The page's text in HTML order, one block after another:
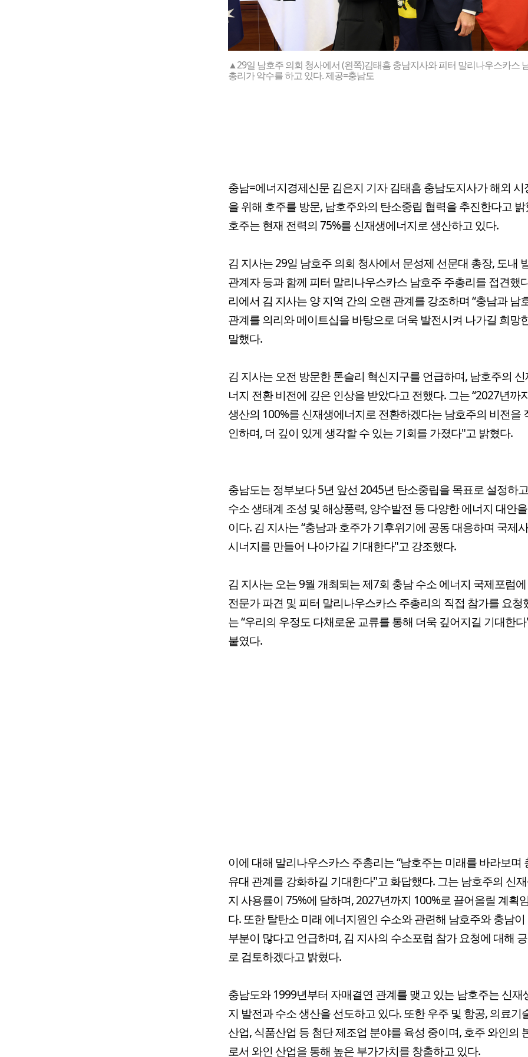
▲29일 남호주 의회 청사에서 (왼쪽)김태흠 충남지사와 피터 말리나우스카스
총리가 악수를 하고 있다. 제공=충남도
충남=에너지경제신문 김은지 기자 김태흠 충남도지사가 해외 시
을 위해 호주를 방문, 남호주와의 탄소중립 협력을 추진한다고
호주는 현재 전력의 75%를 신재생에너지로 생산하고 있다.
김 지사는 29일 남호주 의회 청사에서 문성제 선문대 총장, 도내
관계자 등과 함께 피터 말리나우스카스 남호주 주총리를 접견했
리에서 김 지사는 양 지역 간의 오랜 관계를 강조하며 “충남과 남
관계를 의리와 메이트십을 바탕으로 더욱 발전시켜 나가길 희망
말했다.
김 지사는 오전 방문한 톤슬리 혁신지구를 언급하며, 남호주의
너지 전환 비전에 깊은 인상을 받았다고 전했다. 그는 “2027년까
생산의 100%를 신재생에너지로 전환하겠다는 남호주의 비전을
인하며, 더 깊이 있게 생각할 수 있는 기회를 가졌다"고 밝혔다.
충남도는 정부보다 5년 앞선 2045년 탄소중립을 목표로 설정하
수소 생태계 조성 및 해상풍력, 양수발전 등 다양한 에너지 대안
이다. 김 지사는 “충남과 호주가 기후위기에 공동 대응하며 국제
시너지를 만들어 나아가길 기대한다"고 강조했다.
김 지사는 오는 9월 개최되는 제7회 충남 수소 에너지 국제포럼
전문가 파견 및 피터 말리나우스카스 주총리의 직접 참가를 요청
는 “우리의 우정도 다채로운 교류를 통해 더욱 깊어지길 기대한
붙였다.
이에 대해 말리나우스카스 주총리는 “남호주는 미래를 바라보며
유대 관계를 강화하길 기대한다"고 화답했다. 그는 남호주의 신
지 사용률이 75%에 달하며, 2027년까지 100%로 끌어올릴 계획
다. 또한 탈탄소 미래 에너지원인 수소와 관련해 남호주와 충남
부분이 많다고 언급하며, 김 지사의 수소포럼 참가 요청에 대해
로 검토하겠다고 밝혔다.
충남도와 1999년부터 자매결연 관계를 맺고 있는 남호주는 신재
지 발전과 수소 생산을 선도하고 있다. 또한 우주 및 항공, 의료기
산업, 식품산업 등 첨단 제조업 분야를 육성 중이며, 호주 와인의
로서 와인 산업을 통해 높은 부가가치를 창출하고 있다.